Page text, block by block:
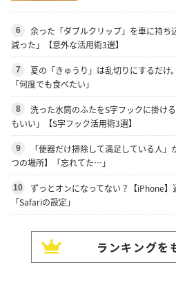
6
余った「ダブルクリップ」を車に持
減った」【意外な活用術3選】
7
夏の「きゅうり」は乱切りにするだけ
「何度でも食べたい」
8
洗った水筒のふたをS字フックに掛け
もいい」【S字フック活用術3選】
9
「便器だけ掃除して満足している人
つの場所】「忘れてた…」
10
ずっとオンになってない？【iPhone
「Safariの設定」
ランキングを